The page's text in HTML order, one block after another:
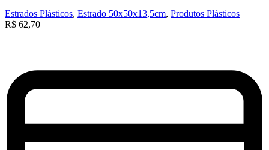
Estrados Plásticos, Estrado 50x50x13,5cm, Produtos Plásticos
R$ 62,70